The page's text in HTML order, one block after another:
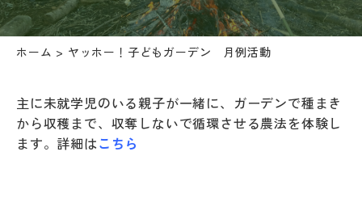
ホーム > ヤッホー！子どもガーデン 月例活動
主に未就学児のいる親子が一緒に、ガーデンで種まき
から収穫まで、収奪しないで循環させる農法を体験し
ます。詳細はこちら